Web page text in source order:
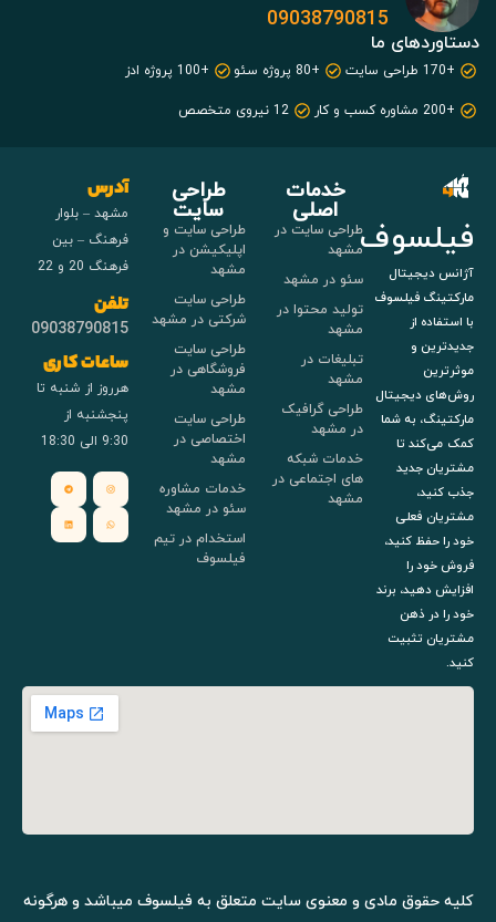
09038790815
دستاوردهای ما
+170 طراحی سایت +80 پروژه سئو
+100 پروژه ادز
+200 مشاوره کسب و کار
12 نیروی متخصص
فیلسوف
آژانس دیجیتال
مارکتینگ فیلسوف
با استفاده از
جدیدترین و
موثرترین
روش‌های دیجیتال
مارکتینگ، به شما
کمک می‌کند تا
مشتریان جدید
جذب کنید،
مشتریان فعلی
خود را حفظ کنید،
فروش خود را
افزایش دهید، برند
خود را در ذهن
مشتریان تثبیت
کنید.
خدمات
اصلی
طراحی سایت در
مشهد
سئو در مشهد
تولید محتوا در
مشهد
تبلیغات در
مشهد
طراحی گرافیک
در مشهد
خدمات شبکه
های اجتماعی در
مشهد
طراحی
سایت
طراحی سایت و
اپلیکیشن در
مشهد
طراحی سایت
شرکتی در مشهد
طراحی سایت
فروشگاهی در
مشهد
طراحی سایت
اختصاصی در
مشهد
خدمات مشاوره
سئو در مشهد
استخدام در تیم
فیلسوف
آدرس
مشهد – بلوار
فرهنگ – بین
فرهنگ 20 و 22
تلفن
09038790815
ساعات کاری
هرروز از شنبه تا
پنجشنبه از
9:30 الی 18:30
کلیه حقوق مادی و معنوی سایت متعلق به فیلسوف میباشد و هرگونه